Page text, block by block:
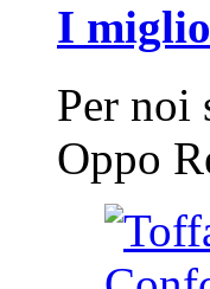
I
Per noi
Oppo